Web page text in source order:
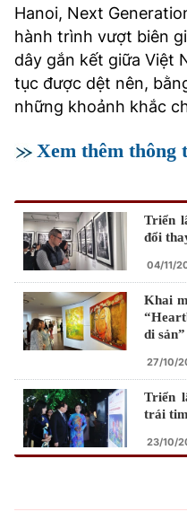
Hanoi, Next
hành trình vượt biên
dây gắn kết giữa Việt
tục được dệt nên,
những khoảnh khắc
Xem thêm thông
Triển
đổi
04/11/
Khai
di sản”
27/10/
Triển
trái
23/10/